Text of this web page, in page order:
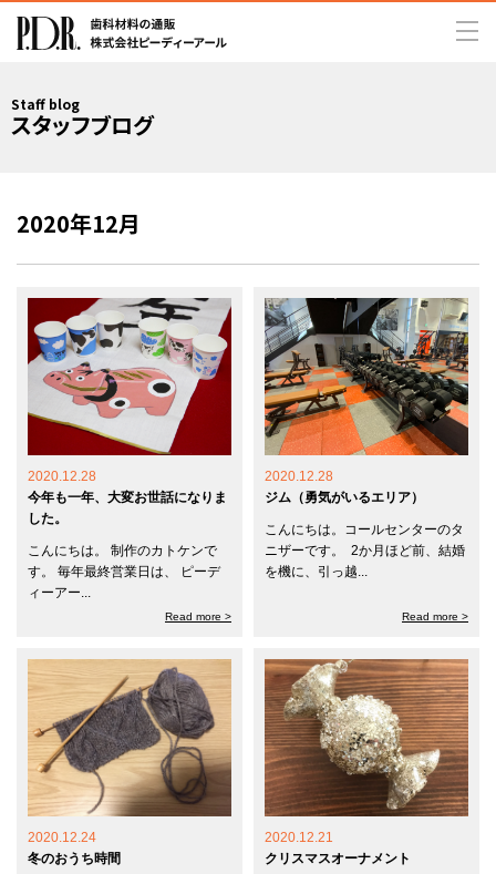
Staff blog
スタッフブログ
2020年12月
2020.12.28
今年も一年、大変お世話になりま
した。
こんにちは。 制作のカトケンで
す。 毎年最終営業日は、 ピーデ
ィーアー...
Read more >
2020.12.28
ジム（勇気がいるエリア）
こんにちは。コールセンターのタ
ニザーです。 2か月ほど前、結婚
を機に、引っ越...
Read more >
2020.12.24
冬のおうち時間
2020.12.21
クリスマスオーナメント